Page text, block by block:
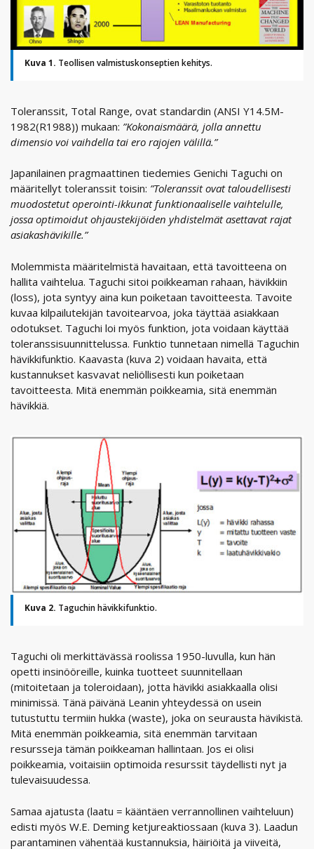
Kuva 1. Teollisen valmistuskonseptien kehitys.
Toleranssit, Total Range, ovat standardin (ANSI Y14.5M-
1982(R1988)) mukaan: ”Kokonaismäärä, jolla annettu
dimensio voi vaihdella tai ero rajojen välillä.”
Japanilainen pragmaattinen tiedemies Genichi Taguchi on
määritellyt toleranssit toisin: ”Toleranssit ovat taloudellisesti
muodostetut operointi-ikkunat funktionaaliselle vaihtelulle,
jossa optimoidut ohjaustekijöiden yhdistelmät asettavat rajat
asiakashävikille.”
Molemmista määritelmistä havaitaan, että tavoitteena on
hallita vaihtelua. Taguchi sitoi poikkeaman rahaan, hävikkiin
(loss), jota syntyy aina kun poiketaan tavoitteesta. Tavoite
kuvaa kilpailutekijän tavoitearvoa, joka täyttää asiakkaan
odotukset. Taguchi loi myös funktion, jota voidaan käyttää
toleranssisuunnittelussa. Funktio tunnetaan nimellä Taguchin
hävikkifunktio. Kaavasta (kuva 2) voidaan havaita, että
kustannukset kasvavat neliöllisesti kun poiketaan
tavoitteesta. Mitä enemmän poikkeamia, sitä enemmän
hävikkiä.
Kuva 2. Taguchin hävikkifunktio.
Taguchi oli merkittävässä roolissa 1950-luvulla, kun hän
opetti insinööreille, kuinka tuotteet suunnitellaan
(mitoitetaan ja toleroidaan), jotta hävikki asiakkaalla olisi
minimissä. Tänä päivänä Leanin yhteydessä on usein
tutustuttu termiin hukka (waste), joka on seurausta hävikistä.
Mitä enemmän poikkeamia, sitä enemmän tarvitaan
resursseja tämän poikkeaman hallintaan. Jos ei olisi
poikkeamia, voitaisiin optimoida resurssit täydellisti nyt ja
tulevaisuudessa.
Samaa ajatusta (laatu = kääntäen verrannollinen vaihteluun)
edisti myös W.E. Deming ketjureaktiossaan (kuva 3). Laadun
parantaminen vähentää kustannuksia, häiriöitä ja viiveitä,